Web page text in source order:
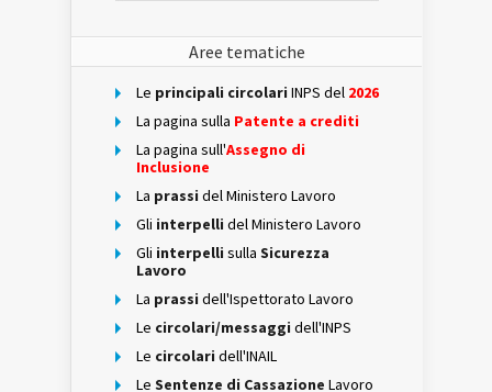
Aree tematiche
Le principali circolari INPS del 2026
La pagina sulla Patente a crediti
La pagina sull'Assegno di
Inclusione
La prassi del Ministero Lavoro
Gli interpelli del Ministero Lavoro
Gli interpelli sulla Sicurezza
Lavoro
La prassi dell'Ispettorato Lavoro
Le circolari/messaggi dell'INPS
Le circolari dell'INAIL
Le Sentenze di Cassazione Lavoro